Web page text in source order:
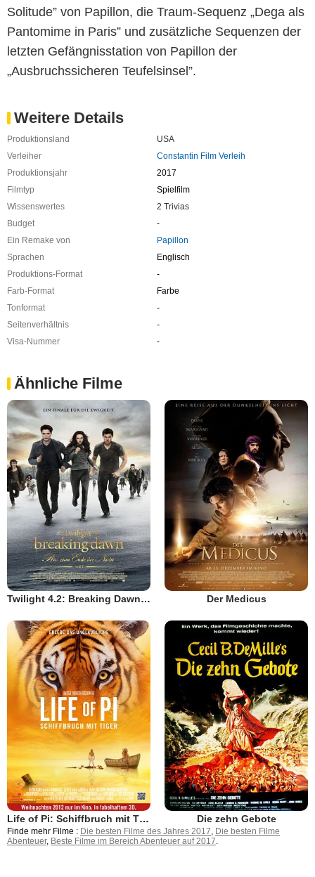
Solitude” von Papillon, die Traum-Sequenz „Dega als
Pantomime in Paris” und zusätzliche Sequenzen der
letzten Gefängnisstation von Papillon der
„Ausbruchssicheren Teufelsinsel”.
Weitere Details
Produktionsland
USA
Verleiher
Constantin Film Verleih
Produktionsjahr
2017
Filmtyp
Spielfilm
Wissenswertes
2 Trivias
Budget
-
Ein Remake von
Papillon
Sprachen
Englisch
Produktions-Format
-
Farb-Format
Farbe
Tonformat
-
Seitenverhältnis
-
Visa-Nummer
-
Ähnliche Filme
Twilight 4.2: Breaking Dawn - Bis(s) zum Ende der Nacht (Teil 2) Der Medicus
Life of Pi: Schiffbruch mit Tiger Die zehn Gebote
Finde mehr Filme : Die besten Filme des Jahres 2017, Die besten Filme
Abenteuer, Beste Filme im Bereich Abenteuer auf 2017.